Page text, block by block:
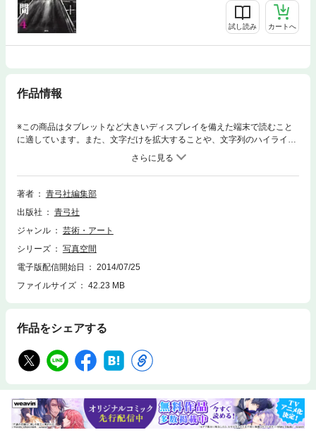
試し読み カートへ
作品情報
※この商品はタブレットなど大きいディスプレイを備えた端末で読むこと
に適しています。また、文字だけを拡大することや、文字列のハイライ
ト、検索、辞書の参照、引用などの機能が使用できません。私たちは何ら
かのかたちで日々写真に接している。一体、2000年代に写真は社会にどの
ように存在していくのか。展示・美術館・作家／作品・写真集・ケータ
イ・デジタルなどの視点から、日常にあふれる写真の最前線を描き出す渾
著者
青弓社編集部
出版社
青弓社
ジャンル
芸術・アート
シリーズ
写真空間
電子版配信開始日
2014/07/25
ファイルサイズ
42.23 MB
作品をシェアする